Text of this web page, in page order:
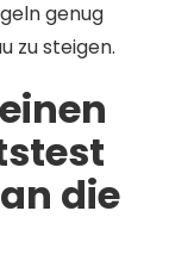
genug
zu steigen.
die